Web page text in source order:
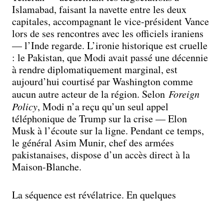
Islamabad, faisant la navette entre les deux
capitales, accompagnant le vice-président Vance
lors de ses rencontres avec les officiels iraniens
— l’Inde regarde. L’ironie historique est cruelle
: le Pakistan, que Modi avait passé une décennie
à rendre diplomatiquement marginal, est
aujourd’hui courtisé par Washington comme
aucun autre acteur de la région. Selon Foreign
Policy, Modi n’a reçu qu’un seul appel
téléphonique de Trump sur la crise — Elon
Musk à l’écoute sur la ligne. Pendant ce temps,
le général Asim Munir, chef des armées
pakistanaises, dispose d’un accès direct à la
Maison-Blanche.
La séquence est révélatrice. En quelques